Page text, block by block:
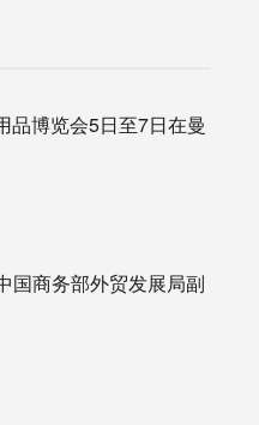
博览会5日至7日在曼
商务部外贸发展局副